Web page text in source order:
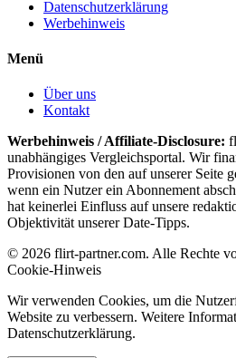
Datenschutzerklärung
Werbehinweis
Menü
Über uns
Kontakt
Werbehinweis / Affiliate-Disclosure:
unabhängiges Vergleichsportal. Wir
Provisionen von den auf unserer Seite
wenn ein Nutzer ein Abonnement
hat keinerlei Einfluss auf unsere
Objektivität unserer Date-Tipps.
© 2026 flirt-partner.com. Alle Rechte
Cookie-Hinweis
Wir verwenden Cookies, um die
Website zu verbessern. Weitere
Datenschutzerklärung.